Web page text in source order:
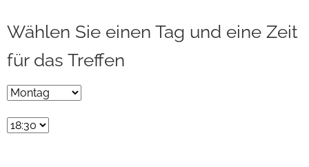
Wählen Sie einen Tag und eine Zeit
für das Treffen